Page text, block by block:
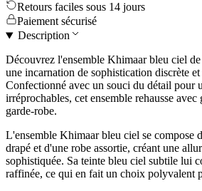
Retours faciles sous 14 jours
Paiement sécurisé
Description
Découvrez l'ensemble Khimaar bleu ciel
une incarnation de sophistication discrète
Confectionné avec un souci du détail pour
irréprochables, cet ensemble rehausse
garde-robe.
L'ensemble Khimaar bleu ciel se compose
drapé et d'une robe assortie, créant une
sophistiquée. Sa teinte bleu ciel subtile lui
raffinée, ce qui en fait un choix polyvalent